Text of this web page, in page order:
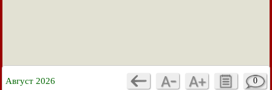
Август 2026 0